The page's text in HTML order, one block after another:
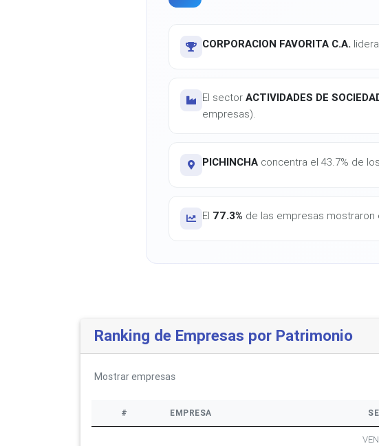
CORPORACION FAVORITA C.A.
El sector ACTIVIDADES DE
empresas).
PICHINCHA concentra el 43.7% de
El 77.3% de las empresas
Ranking de Empresas por Patrimonio
Mostrarempresas
# EMPRESA